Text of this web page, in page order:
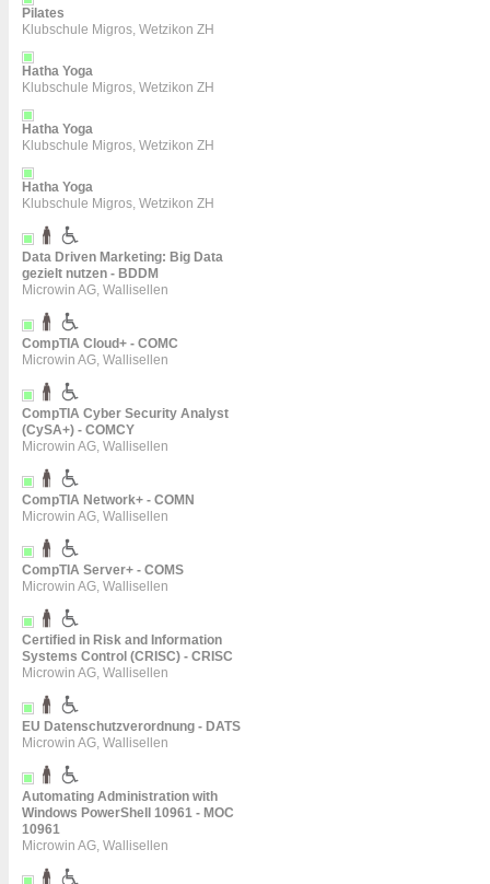
Pilates
Klubschule Migros, Wetzikon ZH
Hatha Yoga
Klubschule Migros, Wetzikon ZH
Hatha Yoga
Klubschule Migros, Wetzikon ZH
Hatha Yoga
Klubschule Migros, Wetzikon ZH
Data Driven Marketing: Big Data
gezielt nutzen - BDDM
Microwin AG, Wallisellen
CompTIA Cloud+ - COMC
Microwin AG, Wallisellen
CompTIA Cyber Security Analyst
(CySA+) - COMCY
Microwin AG, Wallisellen
CompTIA Network+ - COMN
Microwin AG, Wallisellen
CompTIA Server+ - COMS
Microwin AG, Wallisellen
Certified in Risk and Information
Systems Control (CRISC) - CRISC
Microwin AG, Wallisellen
EU Datenschutzverordnung - DATS
Microwin AG, Wallisellen
Automating Administration with
Windows PowerShell 10961 - MOC
10961
Microwin AG, Wallisellen